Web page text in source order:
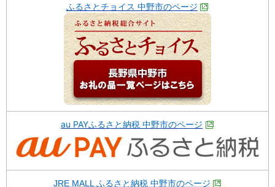
ふるさとチョイス 中野市のページ
au PAYふるさと納税 中野市のページ
JRE MALL ふるさと納税 中野市のページ